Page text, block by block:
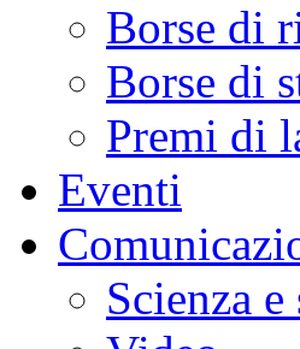
Borse di
Borse di
Premi di
Eventi
Scienza e